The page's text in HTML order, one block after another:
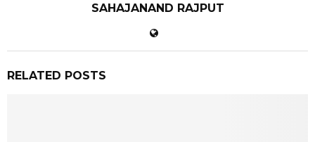
SAHAJANAND RAJPUT
RELATED POSTS